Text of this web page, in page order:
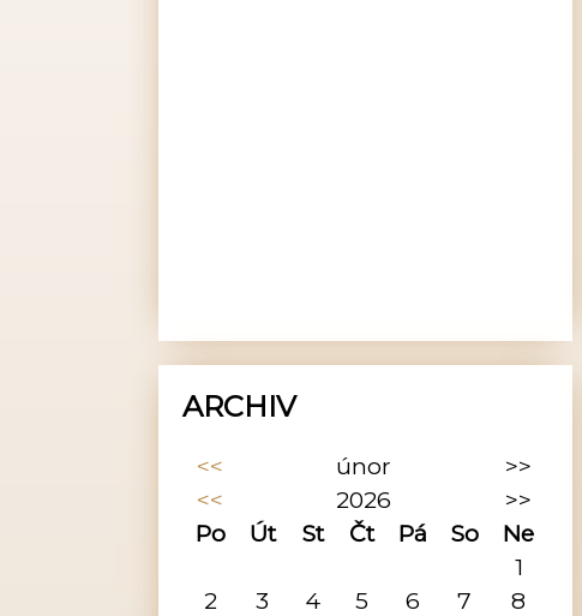
ARCHIV
<< únor
>>
<<
2026
>>
Po
Út St Čt Pá So
Ne
1
2
3 4 5 6 7 8